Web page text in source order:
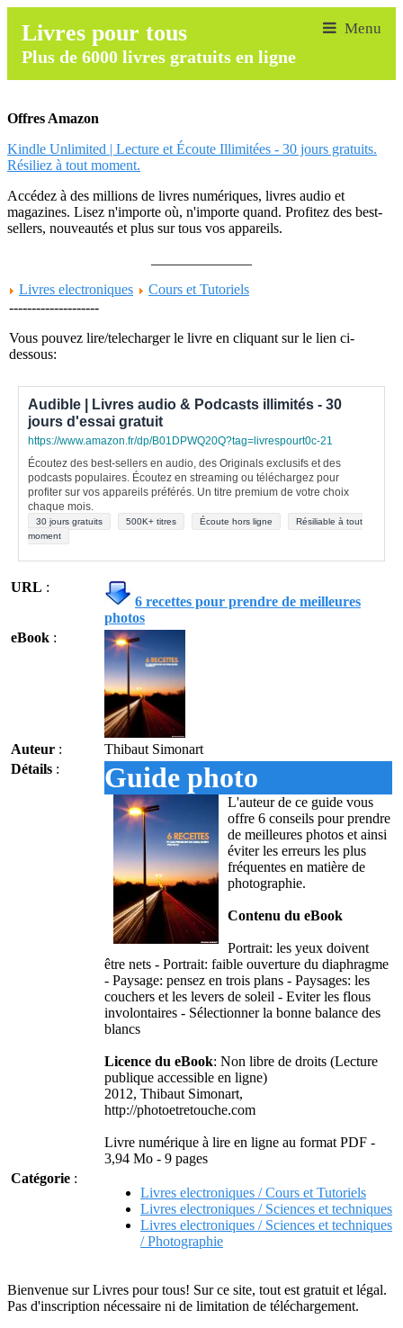
Livres pour tous
Plus de 6000 livres gratuits en ligne
Offres Amazon
Kindle Unlimited | Lecture et Écoute Illimitées - 30 jours gratuits.
Résiliez à tout moment.
Accédez à des millions de livres numériques, livres audio et
magazines. Lisez n'importe où, n'importe quand. Profitez des best-
sellers, nouveautés et plus sur tous vos appareils.
Livres electroniques
Cours et Tutoriels
--------------------
Vous pouvez lire/telecharger le livre en cliquant sur le lien ci-
dessous:
Audible | Livres audio & Podcasts illimités - 30
jours d'essai gratuit
https://www.amazon.fr/dp/B01DPWQ20Q?tag=livrespourt0c-21
Écoutez des best-sellers en audio, des Originals exclusifs et des
podcasts populaires. Écoutez en streaming ou téléchargez pour
profiter sur vos appareils préférés. Un titre premium de votre choix
chaque mois.
30 jours gratuits 500K+ titres Écoute hors ligne
Résiliable à tout
moment
URL :
6 recettes pour prendre de meilleures
photos
eBook :
Auteur :
Thibaut Simonart
Détails : Guide photo
L'auteur de ce guide vous
offre 6 conseils pour prendre
de meilleures photos et ainsi
éviter les erreurs les plus
fréquentes en matière de
photographie.
Contenu du eBook
Portrait: les yeux doivent
être nets - Portrait: faible ouverture du diaphragme
- Paysage: pensez en trois plans - Paysages: les
couchers et les levers de soleil - Eviter les flous
involontaires - Sélectionner la bonne balance des
blancs
Licence du eBook: Non libre de droits (Lecture
publique accessible en ligne)
2012, Thibaut Simonart,
http://photoetretouche.com
Livre numérique à lire en ligne au format PDF -
3,94 Mo - 9 pages
Catégorie :
Livres electroniques / Cours et Tutoriels
Livres electroniques / Sciences et techniques
Livres electroniques / Sciences et techniques
/ Photographie
Bienvenue sur Livres pour tous! Sur ce site, tout est gratuit et légal.
Pas d'inscription nécessaire ni de limitation de téléchargement.